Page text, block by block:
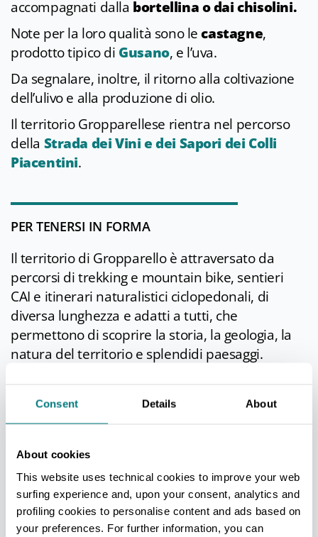
Consent Details About
About cookies
This website uses technical cookies to improve your web
surfing experience and, upon your consent, analytics and
profiling cookies to personalise content and ads based on
your preferences. For further information, you can
accompagnati dalla bortellina o dai chisolini.
Note per la loro qualità sono lecastagne,
prodotto tipico di Gusano, e l’uva.
Da segnalare, inoltre, il ritorno alla coltivazione
dell’ulivo e alla produzione di olio.
Il territorio Gropparellese rientra nel percorso
della Strada dei Vini e dei Sapori dei Colli
Piacentini.
PER TENERSI IN FORMA
Il territorio di Gropparello è attraversato da
percorsi di trekking e mountain bike, sentieri
CAI e itinerari naturalistici ciclopedonali, di
diversa lunghezza e adatti a tutti, che
permettono di scoprire la storia, la geologia, la
natura del territorio e splendidi paesaggi.
A Gropparello a inizio primavera si svolge la
Corsa dei Carretti. A giugno si tiene la Festa
dell’Allegria, un appuntamento unico nel suo
genere fra sport e divertimento. A Settembre c'è
laFesta dell’Uva.